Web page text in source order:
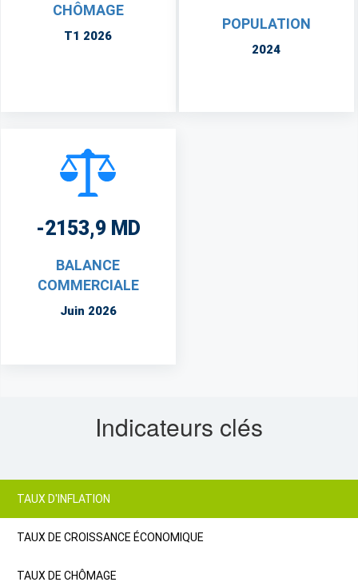
CHÔMAGE
T1 2026
POPULATION
2024
-2153,9 MD
BALANCE
COMMERCIALE
Juin 2026
Indicateurs clés
TAUX D'INFLATION
TAUX DE CROISSANCE ÉCONOMIQUE
TAUX DE CHÔMAGE